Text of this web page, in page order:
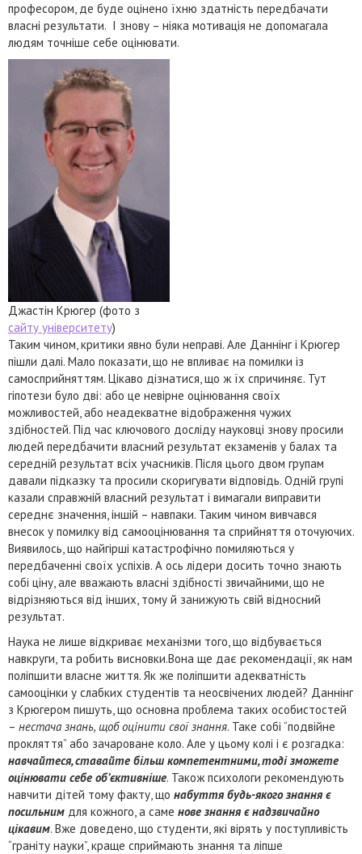
професором, де буде оцінено їхню здатність передбачати
власні результати. І знову – ніяка мотивація не допомагала
людям точніше себе оцінювати.
Джастін Крюгер (фото з
сайту університету)
Таким чином, критики явно були неправі. Але Даннінг і Крюгер
пішли далі. Мало показати, що не впливає на помилки із
самосприйняттям. Цікаво дізнатися, що ж їх спричиняє. Тут
гіпотези було дві: або це невірне оцінювання своїх
можливостей, або неадекватне відображення чужих
здібностей. Під час ключового досліду науковці знову просили
людей передбачити власний результат екзаменів у балах та
середній результат всіх учасників. Після цього двом групам
давали підказку та просили скоригувати відповідь. Одній групі
казали справжній власний результат і вимагали виправити
середнє значення, іншій – навпаки. Таким чином вивчався
внесок у помилку від самооцінювання та сприйняття оточуючих.
Виявилось, що найгірші катастрофічно помиляються у
передбаченні своїх успіхів. А ось лідери досить точно знають
собі ціну, але вважають власні здібності звичайними, що не
відрізняються від інших, тому й занижують свій відносний
результат.
Наука не лише відкриває механізми того, що відбувається
навкруги, та робить висновки.Вона ще дає рекомендації, як нам
поліпшити власне життя. Як же поліпшити адекватність
самооцінки у слабких студентів та неосвічених людей? Даннінг
з Крюгером пишуть, що основна проблема таких особистостей
– нестача знань, щоб оцінити свої знання. Таке собі “подвійне
прокляття” або зачароване коло. Але у цьому колі і є розгадка:
навчайтеся, ставайте більш компетентними, тоді зможете
оцінювати себе об’єктивніше. Також психологи рекомендують
навчити дітей тому факту, що набуття будь-якого знання є
посильним для кожного, а саме нове знання є надзвичайно
цікавим. Вже доведено, що студенти, які вірять у поступливість
“граніту науки”, краще сприймають знання та ліпше